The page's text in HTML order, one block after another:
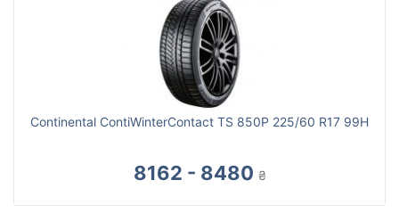
Continental ContiWinterContact TS 850P 225/60 R17 99H
8162 - 8480 ₴